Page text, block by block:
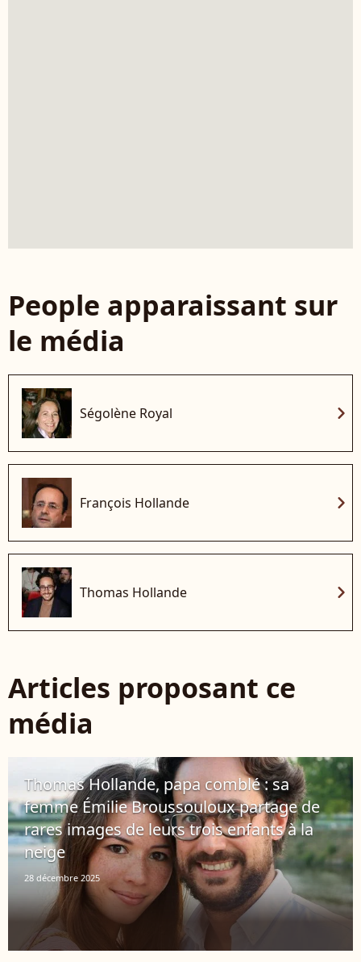
People apparaissant sur
le média
Ségolène Royal chevron_right
François Hollande chevron_right
Thomas Hollande chevron_right
Articles proposant ce
média
Thomas Hollande, papa comblé : sa
femme Émilie Broussouloux partage de
rares images de leurs trois enfants à la
neige
28 décembre 2025